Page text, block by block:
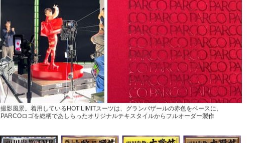
撮影風景。着用しているHOT LIMITスーツは、グランバザールの赤色をベースに、
PARCOロゴを総柄であしらったオリジナルテキスタイルからフルオーダー製作